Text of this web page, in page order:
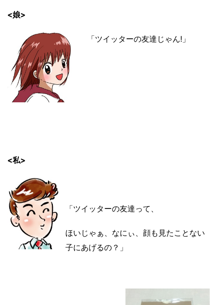
<娘>
「ツイッターの友達じゃん!」
<私>
「ツイッターの友達って、
ほいじゃぁ、なにぃ、顔も見たことない
子にあげるの？」